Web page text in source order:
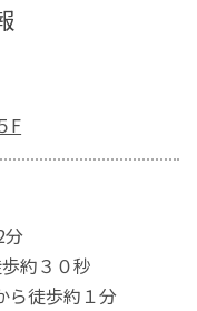
F
分
約３０秒
ら徒歩約１分